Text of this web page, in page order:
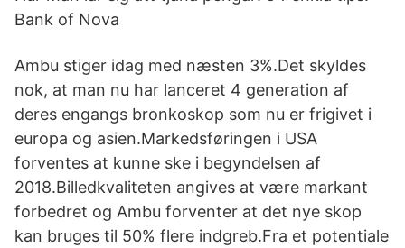
Bank of Nova
Ambu stiger idag med næsten 3%.Det skyldes
nok, at man nu har lanceret 4 generation af
deres engangs bronkoskop som nu er frigivet i
europa og asien.Markedsføringen i USA
forventes at kunne ske i begyndelsen af
2018.Billedkvaliteten angives at være markant
forbedret og Ambu forventer at det nye skop
kan bruges til 50% flere indgreb.Fra et potentiale